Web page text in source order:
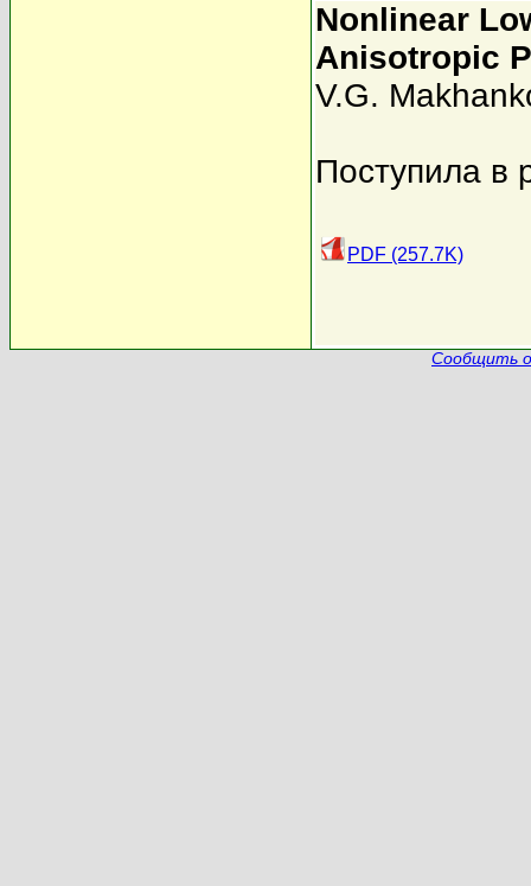
Nonlinear
Anisotropic
V.G.
Поступила в
PDF (257.7K)
Сообщить о